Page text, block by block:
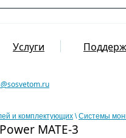
Услуги
и комплектующих \ Системы
MATE-3